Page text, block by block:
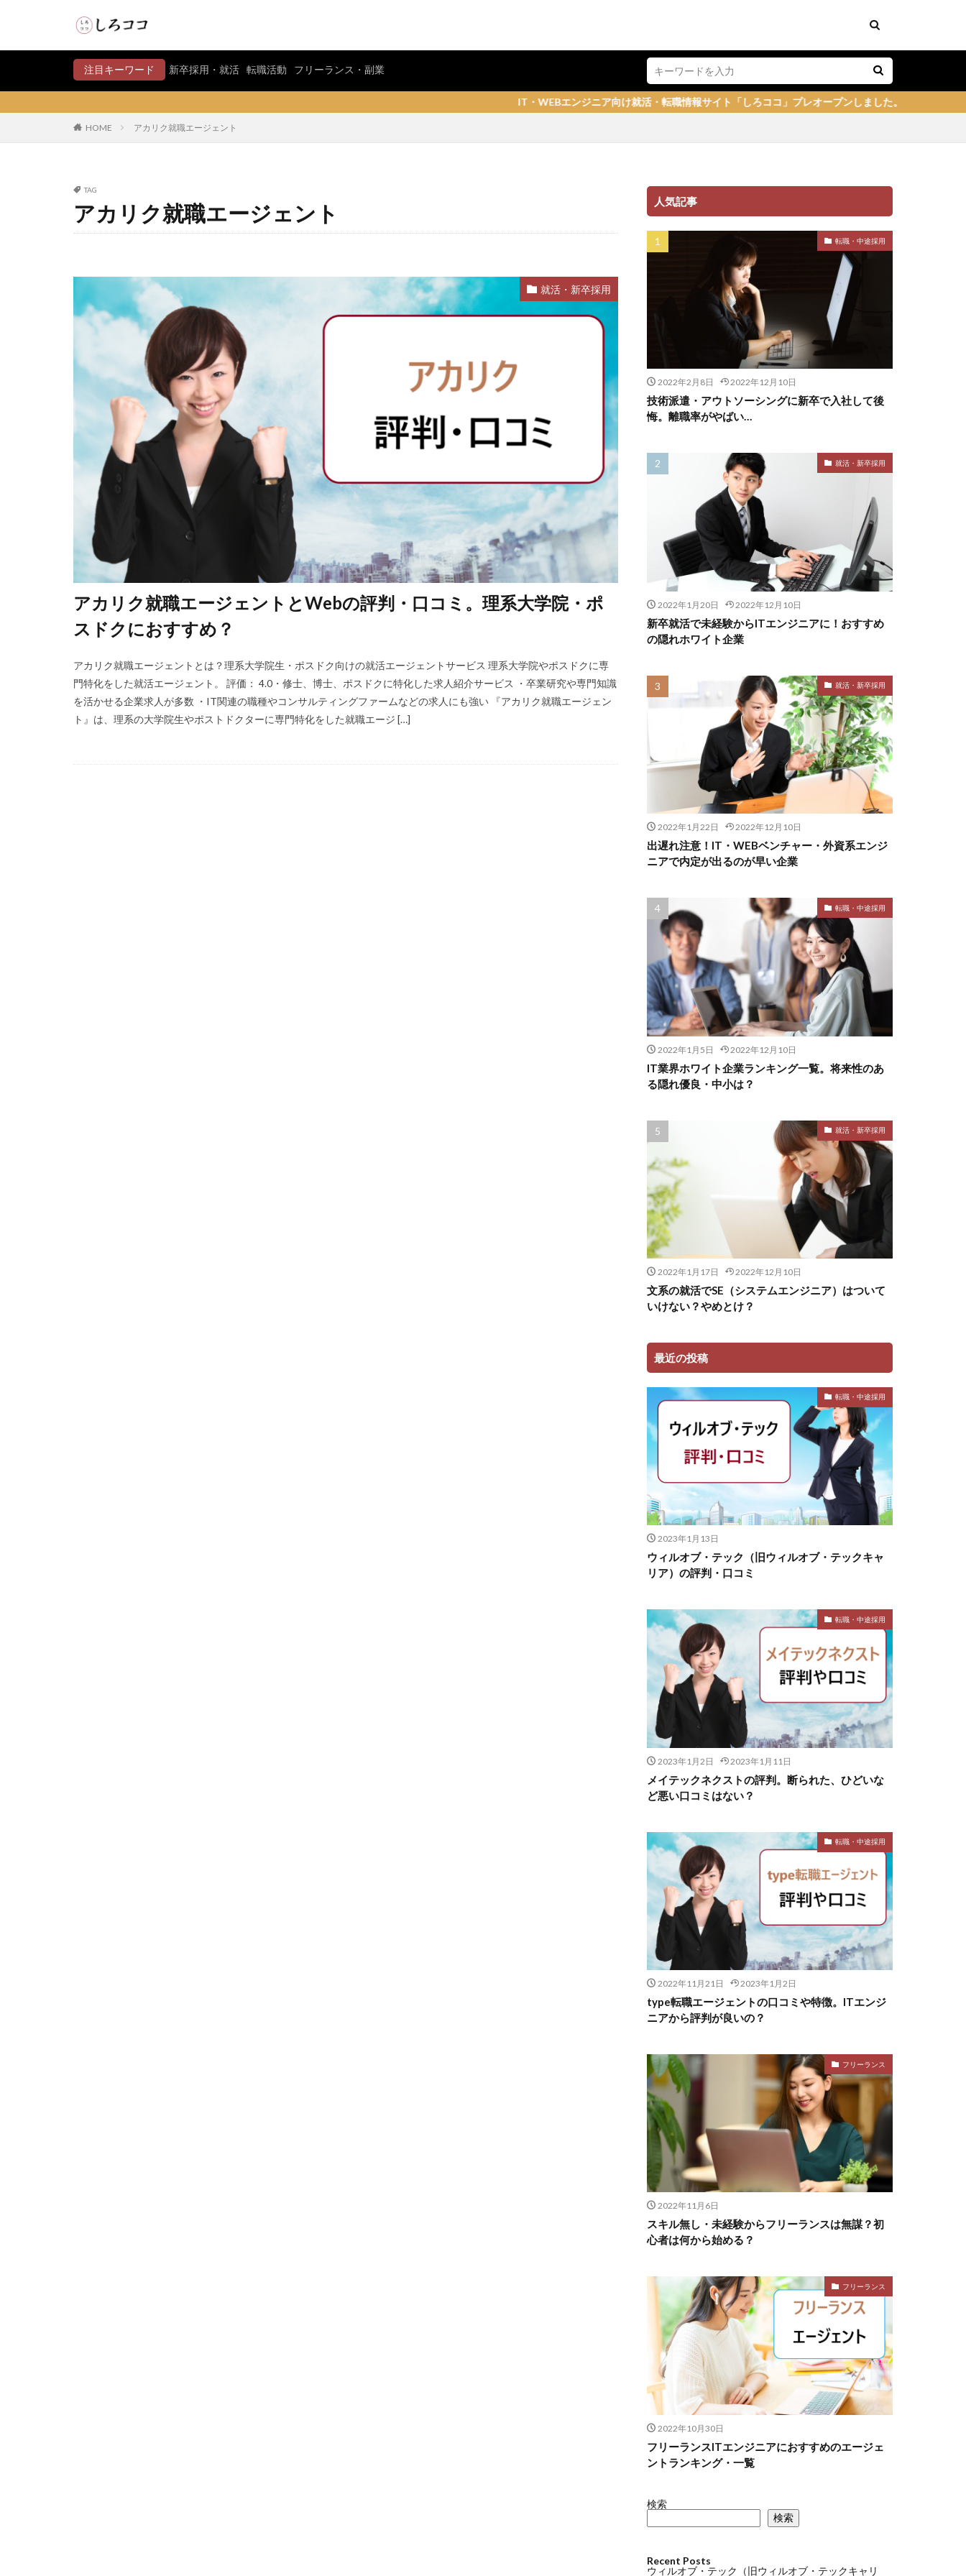
注目キーワード 新卒採用・就活 転職活動 フリーランス・副業
IT・WEBエンジニア向け就活・転職情報サイト「しろココ」プレオープンしました。
HOME アカリク就職エージェント
TAG
アカリク就職エージェント
就活・新卒採用
アカリク就職エージェントとWebの評判・口コミ。理系大学院・ポ
スドクにおすすめ？
アカリク就職エージェントとは？理系大学院生・ポスドク向けの就活エージェントサービス 理系大学院やポスドクに専
門特化をした就活エージェント。 評価： 4.0・修士、博士、ポスドクに特化した求人紹介サービス ・卒業研究や専門知識
を活かせる企業求人が多数 ・IT関連の職種やコンサルティングファームなどの求人にも強い 『アカリク就職エージェン
ト』は、理系の大学院生やポストドクターに専門特化をした就職エージ […]
人気記事
転職・中途採用
2022年2月8日 2022年12月10日
技術派遣・アウトソーシングに新卒で入社して後
悔。離職率がやばい…
就活・新卒採用
2022年1月20日 2022年12月10日
新卒就活で未経験からITエンジニアに！おすすめ
の隠れホワイト企業
就活・新卒採用
2022年1月22日 2022年12月10日
出遅れ注意！IT・WEBベンチャー・外資系エンジ
ニアで内定が出るのが早い企業
転職・中途採用
2022年1月5日 2022年12月10日
IT業界ホワイト企業ランキング一覧。将来性のあ
る隠れ優良・中小は？
就活・新卒採用
2022年1月17日 2022年12月10日
文系の就活でSE（システムエンジニア）はついて
いけない？やめとけ？
最近の投稿
転職・中途採用
2023年1月13日
ウィルオブ・テック（旧ウィルオブ・テックキャ
リア）の評判・口コミ
転職・中途採用
2023年1月2日 2023年1月11日
メイテックネクストの評判。断られた、ひどいな
ど悪い口コミはない？
転職・中途採用
2022年11月21日 2023年1月2日
type転職エージェントの口コミや特徴。ITエンジ
ニアから評判が良いの？
フリーランス
2022年11月6日
スキル無し・未経験からフリーランスは無謀？初
心者は何から始める？
フリーランス
2022年10月30日
フリーランスITエンジニアにおすすめのエージェ
ントランキング・一覧
検索
検索
Recent Posts
ウィルオブ・テック（旧ウィルオブ・テックキャリ